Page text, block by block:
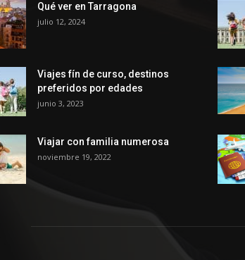
Qué ver en Tarragona
julio 12, 2024
Viajes fín de curso, destinos
preferidos por edades
junio 3, 2023
Viajar con familia numerosa
noviembre 19, 2022